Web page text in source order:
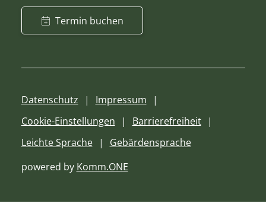
Termin buchen
Datenschutz
Impressum
Cookie-Einstellungen
Barrierefreiheit
Leichte Sprache
Gebärdensprache
powered by Komm.ONE